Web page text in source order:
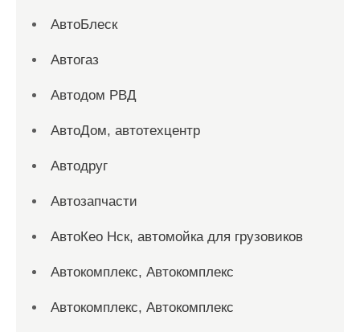
АвтоБлеск
Автогаз
Автодом РВД
АвтоДом, автотехцентр
Автодруг
Автозапчасти
АвтоКео Нск, автомойка для грузовиков
Автокомплекс, Автокомплекс
Автокомплекс, Автокомплекс